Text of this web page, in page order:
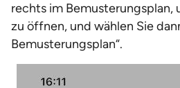
rechts im Bemusterungsplan,
zu öffnen, und wählen Sie
Bemusterungsplan“.